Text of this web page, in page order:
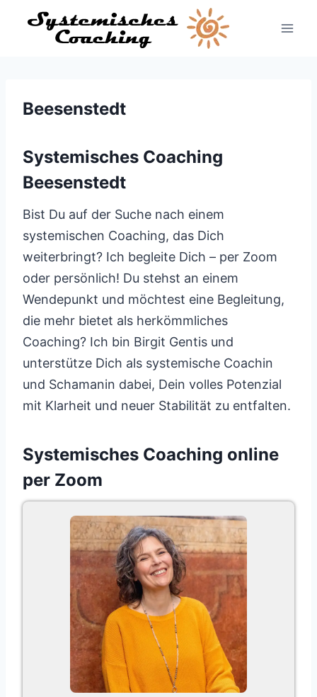
Inhalt
Beesenstedt
Systemisches Coaching
Beesenstedt
Bist Du auf der Suche nach einem
systemischen Coaching, das Dich
weiterbringt? Ich begleite Dich – per Zoom
oder persönlich! Du stehst an einem
Wendepunkt und möchtest eine Begleitung,
die mehr bietet als herkömmliches
Coaching? Ich bin Birgit Gentis und
unterstütze Dich als systemische Coachin
und Schamanin dabei, Dein volles Potenzial
mit Klarheit und neuer Stabilität zu entfalten.
Systemisches Coaching online
per Zoom